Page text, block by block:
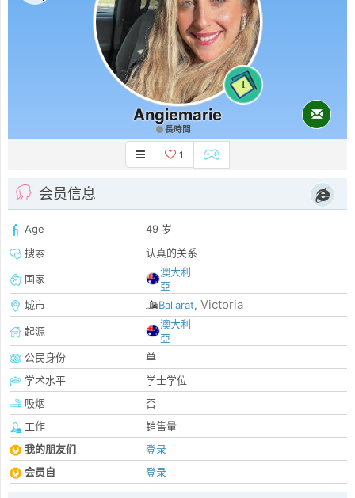
1
Angiemarie
長時間
1
会员信息
Age
49 岁
搜索
认真的关系
国家
澳大利
亞
城市
Ballarat, Victoria
起源
澳大利
亞
公民身份
单
学术水平
学士学位
吸烟
否
工作
销售量
我的朋友们
登录
会员自
登录